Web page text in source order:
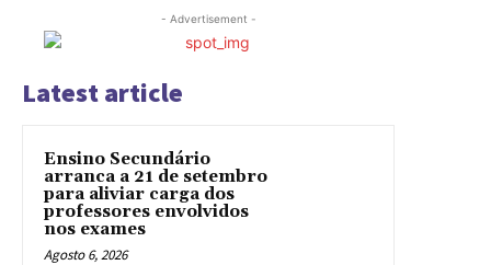
- Advertisement -
Latest article
Ensino Secundário
arranca a 21 de setembro
para aliviar carga dos
professores envolvidos
nos exames
Agosto 6, 2026